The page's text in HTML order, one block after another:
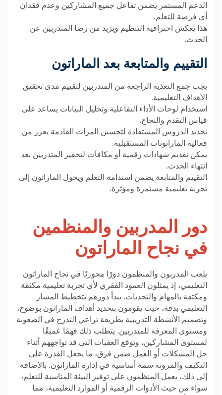
الدعم المستمر يضمن تفاعل جميع المشاركين وعدم فقدان
أي فرصة للتعلم.
هذا يعكس احترافية التنظيم ويزيد من رضا المتدربين عن
الحدث.
التقييم والمتابعة بعد الماراتون
يجب جمع التغذية الراجعة من المتدربين لتقييم مدى تحقيق
الأهداف التعليمية.
استخدام لوحات الأداء التفاعلية وتحليل البيانات يساعد على
قياس التقدم والنجاح.
تحديد الدروس المستفادة لتحسين المرات القادمة يعزز من
فعالية الماراتونات المستقبلية.
يمكن تقديم شهادات رقمية أو مكافآت لتحفيز المتدربين بعد
انتهاء الحدث.
التقييم والمتابعة يضمن استدامة التعلم ويحول الماراتون إلى
تجربة تعليمية مستمرة ومؤثرة.
دور المدربين والمنظمين
في نجاح الماراتون
يلعب المدربون والمنظمون دورًا محوريًا في نجاح الماراثون
التعليمي، إذ يمثلون العمود الفقري لأي تجربة تعليمية مكثفة
ومكثفة بالمهام والتحديات. يبدأ دورهم بتخطيط المسار
التعليمي بدقة، حيث يقومون بتحديد أهداف الماراثون بوضوح،
وتصميم الأنشطة التدريبية بطريقة تراعي التدرج في الصعوبة
ومستوى المعرفة للمتدربين. يتطلب ذلك فهمًا عميقًا
لمستوى المشاركين، وتوقع العقبات التي قد تواجههم أثناء
حل المشكلات أو العمل ضمن فرق، ما يجعل القدرة على
التكيف والمرونة سمة أساسية في إدارة الماراثون. بالإضافة
إلى ذلك، يعمل المنظمون على توفير البيئة المناسبة للتعلم،
سواء من حيث الأدوات الرقمية أو الموارد التعليمية، مما